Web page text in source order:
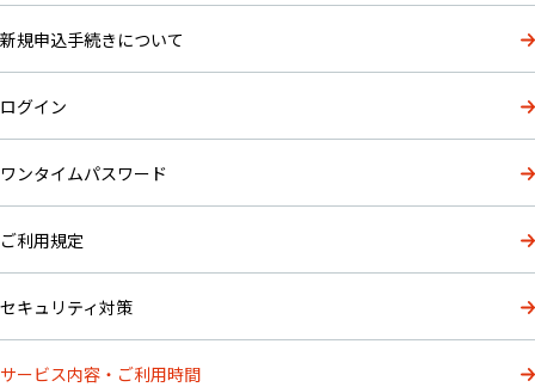
新規申込手続きについて
ログイン
ワンタイムパスワード
ご利用規定
セキュリティ対策
サービス内容・ご利用時間